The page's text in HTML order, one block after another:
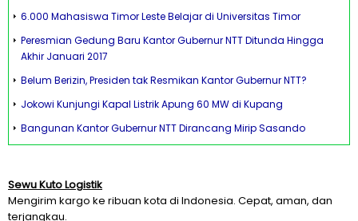
6.000 Mahasiswa Timor Leste Belajar di Universitas Timor
Peresmian Gedung Baru Kantor Gubernur NTT Ditunda Hingga
Akhir Januari 2017
Belum Berizin, Presiden tak Resmikan Kantor Gubernur NTT?
Jokowi Kunjungi Kapal Listrik Apung 60 MW di Kupang
Bangunan Kantor Gubernur NTT Dirancang Mirip Sasando
Sewu Kuto Logistik
Mengirim kargo ke ribuan kota di Indonesia. Cepat, aman, dan
terjangkau.